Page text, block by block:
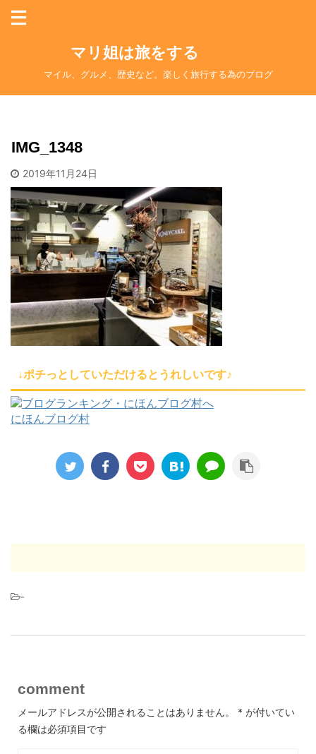
マリ姐は旅をする
マイル、グルメ、歴史など。楽しく旅行する為のブログ
IMG_1348
2019年11月24日
↓ポチっとしていただけるとうれしいです♪
にほんブログ村
-
comment
メールアドレスが公開されることはありません。 * が付いてい
る欄は必須項目です